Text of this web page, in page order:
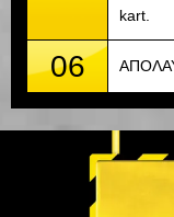
kart.
06